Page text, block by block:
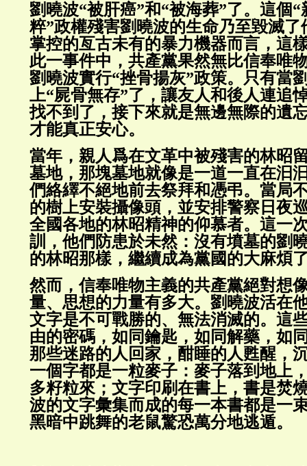
劉曉波“被肝癌”和“被海葬”了。這個“
粹”政權殘害劉曉波的生命乃至毀滅
掌控的亙古未有的暴力機器而言，這
此一事件中，共產黨果然無比信奉
劉曉波實行“挫骨揚灰”政策。只有當
上“屍骨無存”了，讓友人和後人連追
找不到了，接下來就是無邊無際的遺
才能真正安心。
當年，親人爲在文革中被殘害的林昭
墓地，那塊墓地就像是一道一直在汩
們絡繹不絕地前去祭拜和憑弔。當局
的樹上安裝攝像頭，並安排警察日夜
全國各地的林昭精神的仰慕者。這一
訓，他們防患於未然：沒有墳墓的劉
的林昭那樣，繼續成為黨國的大麻煩
然而，信奉唯物主義的共產黨絕對想
量、思想的力量有多大。劉曉波活在
文字是不可戰勝的、無法消滅的。這
由的密碼，如同鑰匙，如同解藥，如
那些迷路的人回家，酣睡的人甦醒，
一個字都是一粒麥子：麥子落到地上
多籽粒來；文字印刷在書上，書是焚
波的文字彙集而成的每一本書都是一
黑暗中跳舞的老鼠驚恐萬分地逃遁。